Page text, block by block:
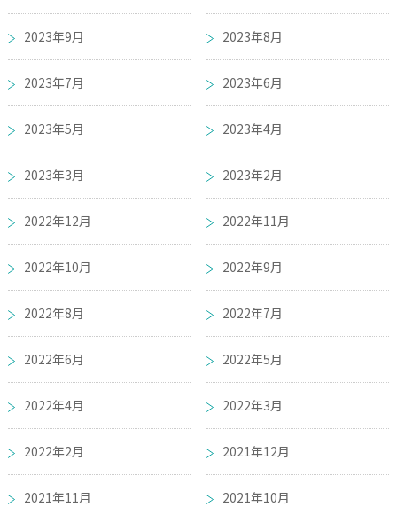
2023年9月 2023年8月
2023年7月 2023年6月
2023年5月 2023年4月
2023年3月 2023年2月
2022年12月 2022年11月
2022年10月 2022年9月
2022年8月 2022年7月
2022年6月 2022年5月
2022年4月 2022年3月
2022年2月 2021年12月
2021年11月 2021年10月